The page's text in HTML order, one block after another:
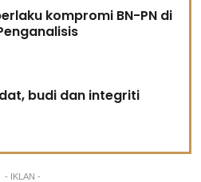
kompromi BN-PN di
budi dan integriti
- IKLAN -